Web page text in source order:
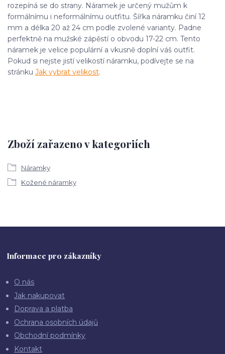
rozepíná se do strany. Náramek je určený mužům k
formálnímu i neformálnímu outfitu. Šířka náramku činí 12
mm a délka 20 až 24 cm podle zvolené varianty. Padne
perfektně na mužské zápěstí o obvodu 17-22 cm. Tento
náramek je velice populární a vkusně doplní váš outfit.
Pokud si nejste jistí velikostí náramku, podívejte se na
stránku Jak vybrat velikost.
Zboží zařazeno v kategoriích
Náramky
Kožené náramky
Informace pro zákazníky
O nás
Jak nakupovat
Doprava a platba
Ochrana osobních údajů
Obchodní podmínky
Kontakt